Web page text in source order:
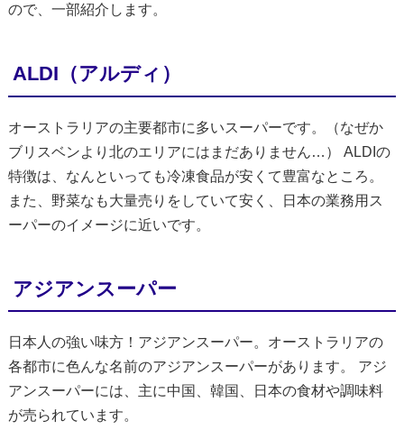
ので、一部紹介します。
ALDI（アルディ）
オーストラリアの主要都市に多いスーパーです。（なぜか
ブリスベンより北のエリアにはまだありません…） ALDIの
特徴は、なんといっても冷凍食品が安くて豊富なところ。
また、野菜なも大量売りをしていて安く、日本の業務用ス
ーパーのイメージに近いです。
アジアンスーパー
日本人の強い味方！アジアンスーパー。オーストラリアの
各都市に色んな名前のアジアンスーパーがあります。 アジ
アンスーパーには、主に中国、韓国、日本の食材や調味料
が売られています。